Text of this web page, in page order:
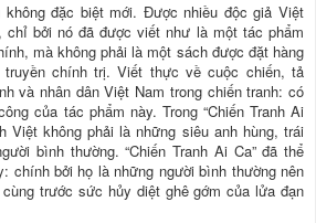
không đặc biệt mới. Được nhiều độc giả Việt
chỉ bởi nó đã được viết như là một tác phẩm
mà không phải là một sách được đặt hàng
chính trị. Viết thực về cuộc chiến, tả
và nhân dân Việt Nam trong chiến tranh: có
của tác phẩm này. Trong “Chiến Tranh Ai
Việt không phải là những siêu anh hùng, trái
bình thường. “Chiến Tranh Ai Ca” đã thể
chính bởi họ là những người bình thường nên
trước sức hủy diệt ghê gớm của lửa đạn